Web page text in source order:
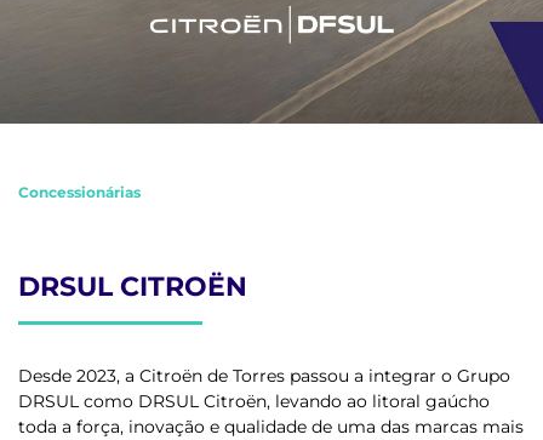
Concessionárias
DRSUL CITROËN
Desde 2023, a Citroën de Torres passou a integrar o Grupo
DRSUL como DRSUL Citroën, levando ao litoral gaúcho
toda a força, inovação e qualidade de uma das marcas mais